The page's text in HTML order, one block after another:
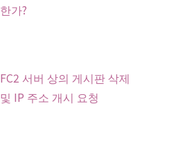
한가?
FC2 서버 상의 게시판 삭제
및 IP 주소 개시 요청